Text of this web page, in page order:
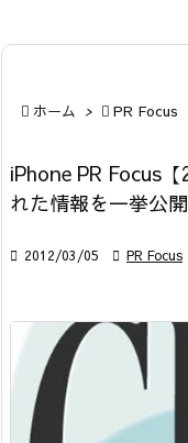
 ホーム >  PR Focus
iPhone PR Focus
れた情報を一挙公開
 2012/03/05  PR Focus